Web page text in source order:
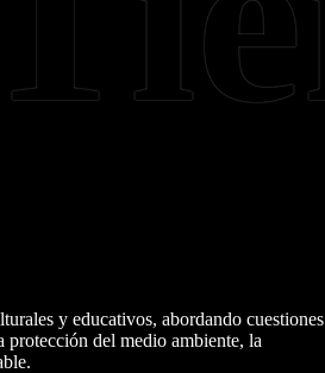
y educativos, abordando cuestiones
protección del medio ambiente, la